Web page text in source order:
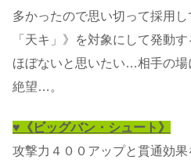
多かったので思い切って採用
「天キ」》を対象にして発動
ほぼないと思いたい…相手の場
絶望…。
♥《ビッグバン・シュート》
攻撃力４００アップと貫通効